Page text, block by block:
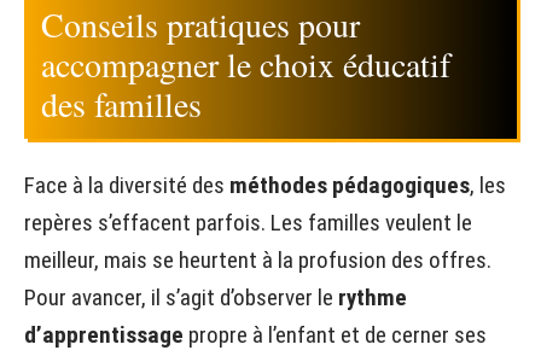
Conseils pratiques pour
accompagner le choix éducatif
des familles
Face à la diversité des méthodes pédagogiques, les
repères s’effacent parfois. Les familles veulent le
meilleur, mais se heurtent à la profusion des offres.
Pour avancer, il s’agit d’observer le rythme
d’apprentissage propre à l’enfant et de cerner ses